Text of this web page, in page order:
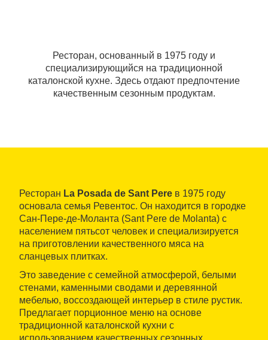
Ресторан, основанный в 1975 году и
специализирующийся на традиционной
каталонской кухне. Здесь отдают предпочтение
качественным сезонным продуктам.
Ресторан La Posada de Sant Pere в 1975 году
основала семья Ревентос. Он находится в городке
Сан-Пере-де-Моланта (Sant Pere de Molanta) с
населением пятьсот человек и специализируется
на приготовлении качественного мяса на
сланцевых плитках.
Это заведение с семейной атмосферой, белыми
стенами, каменными сводами и деревянной
мебелью, воссоздающей интерьер в стиле рустик.
Предлагает порционное меню на основе
традиционной каталонской кухни с
использованием качественных сезонных